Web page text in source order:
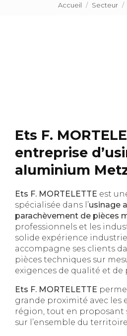
Accueil Secteur
Ets F.
entreprise
aluminium
Ets F. MORTELETTE est
spécialisée dans l’usinage
parachèvement de pièces
professionnels et les
solide expérience
accompagne ses clients
pièces techniques sur
exigences de qualité et de
Ets F. MORTELETTE
grande proximité avec les
région, tout en proposant
sur l’ensemble du